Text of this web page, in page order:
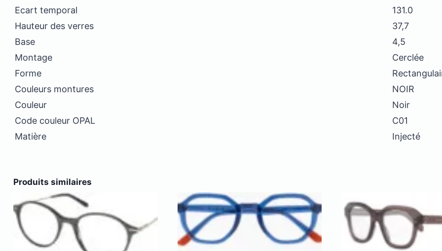
Ecart temporal
131.0
Hauteur des verres
37,7
Base
4,5
Montage
Cerclée
Forme
Couleurs montures
NOIR
Couleur
Noir
Code couleur OPAL
C01
Matière
Injecté
Produits similaires